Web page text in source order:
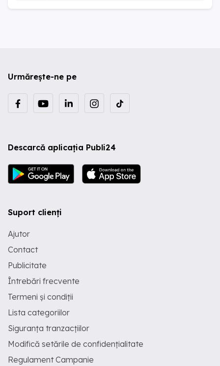
Urmărește-ne pe
Descarcă aplicația Publi24
Suport clienți
Ajutor
Contact
Publicitate
Întrebări frecvente
Termeni și condiții
Lista categoriilor
Siguranța tranzacțiilor
Modifică setările de confidențialitate
Regulament Campanie